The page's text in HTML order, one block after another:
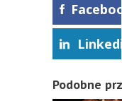
Podobne